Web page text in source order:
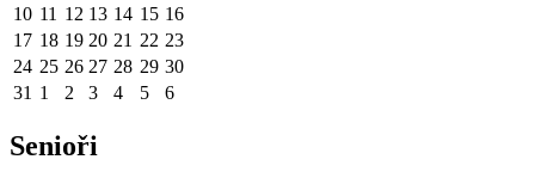
10 11 12 13 14 15 16
17 18 19 20 21 22 23
24 25 26 27 28 29 30
31 1 2 3 4 5 6
Senioři